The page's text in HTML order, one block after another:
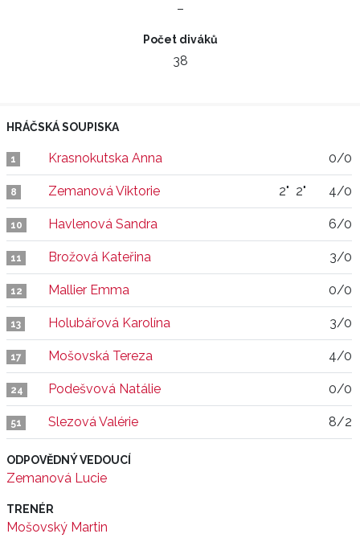
–
Počet diváků
38
HRÁČSKÁ SOUPISKA
1 Krasnokutska Anna 0/0
8 Zemanová Viktorie 2" 2" 4/0
10 Havlenová Sandra 6/0
11 Brožová Kateřina 3/0
12 Mallier Emma 0/0
13 Holubářová Karolína 3/0
17 Mošovská Tereza 4/0
24 Podešvová Natálie 0/0
51 Slezová Valérie 8/2
ODPOVĚDNÝ VEDOUCÍ
Zemanová Lucie
TRENÉR
Mošovský Martin